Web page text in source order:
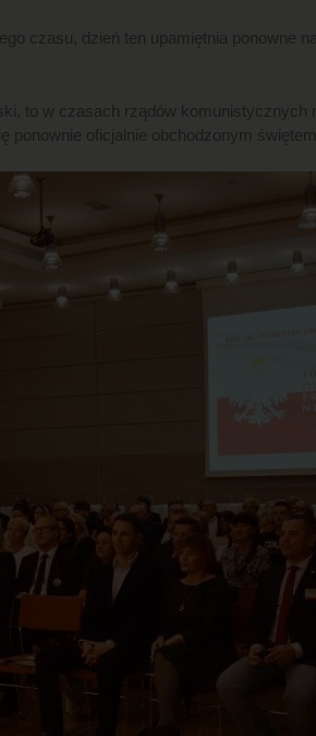
czasu, dzień ten upamiętnia ponowne
to w czasach rządów komunistycznych
ponownie oficjalnie obchodzonym